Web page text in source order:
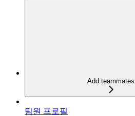
Add teammates
팀원 프로필